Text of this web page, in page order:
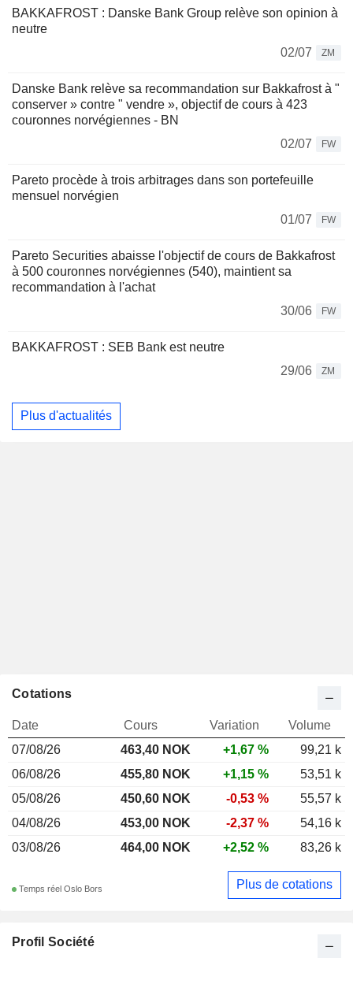
BAKKAFROST : Danske Bank Group relève son opinion à
neutre
02/07
ZM
Danske Bank relève sa recommandation sur Bakkafrost à "
conserver » contre " vendre », objectif de cours à 423
couronnes norvégiennes - BN
02/07
FW
Pareto procède à trois arbitrages dans son portefeuille
mensuel norvégien
01/07
FW
Pareto Securities abaisse l'objectif de cours de Bakkafrost
à 500 couronnes norvégiennes (540), maintient sa
recommandation à l'achat
30/06
FW
BAKKAFROST : SEB Bank est neutre
29/06
ZM
Plus d'actualités
Profil Société
Cotations
Date Cours Variation
Volume
07/08/26
463,40 NOK +1,67 %
99,21 k
06/08/26
455,80 NOK +1,15 %
53,51 k
05/08/26
450,60 NOK -0,53 %
55,57 k
04/08/26
453,00 NOK -2,37 %
54,16 k
03/08/26
464,00 NOK +2,52 % 83,26 k
Temps réel Oslo Bors Plus de cotations